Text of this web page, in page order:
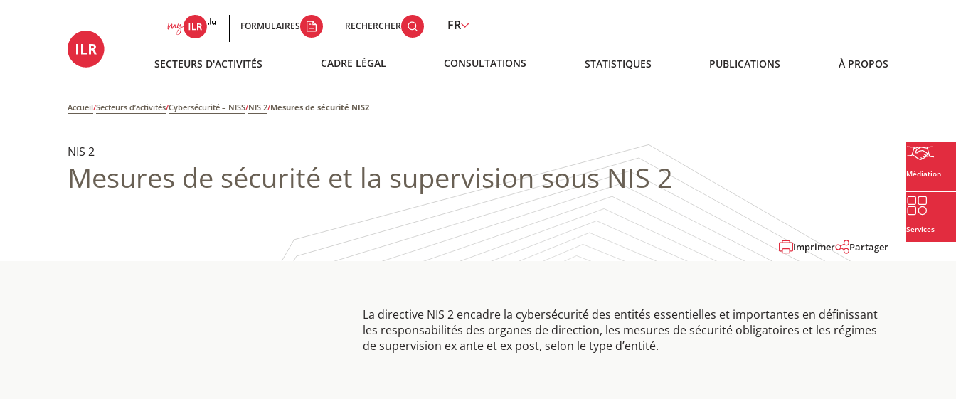
FORMULAIRES RECHERCHER FR
SECTEURS D'ACTIVITÉS CADRE LÉGAL CONSULTATIONS STATISTIQUES PUBLICATIONS À PROPOS
Accueil/Secteurs d’activités/Cybersécurité – NISS/NIS 2/Mesures de sécurité NIS2
Médiation
Services
NIS 2
Mesures de sécurité et la supervision sous NIS 2
Imprimer Partager
La directive NIS 2 encadre la cybersécurité des entités essentielles et importantes en définissant
les responsabilités des organes de direction, les mesures de sécurité obligatoires et les régimes
de supervision ex ante et ex post, selon le type d’entité.